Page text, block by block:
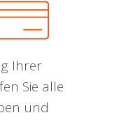
Ihrer
Sie alle
und